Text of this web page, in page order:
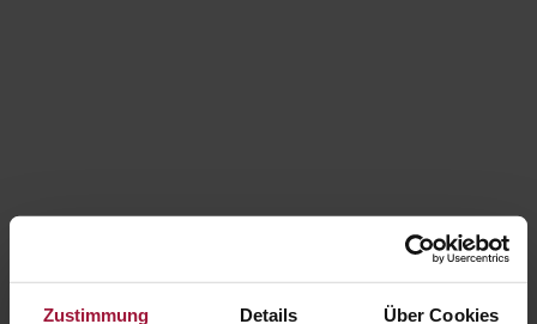
Zustimmung Details Über Cookies